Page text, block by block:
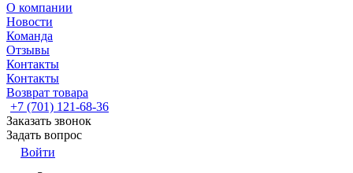
О компании
Новости
Команда
Отзывы
Контакты
Контакты
Возврат товара
+7 (701) 121-68-36
Заказать звонок
Задать вопрос
Войти